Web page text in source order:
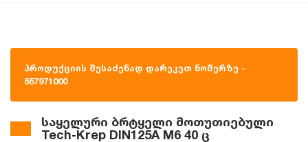
პროდუქციის შესაძენად დარეკეთ ნომერზე -
557971000
საყელური ბრტყელი მოთუთიებული
Tech-Krep DIN125A M6 40 ც